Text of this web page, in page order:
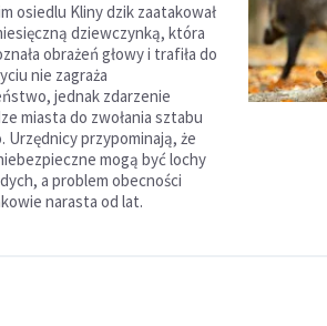
osiedlu Kliny dzik zaatakował
dziewczynką, która
obrażeń głowy i trafiła do
nie zagraża
jednak zdarzenie
miasta do zwołania sztabu
Urzędnicy przypominają, że
mogą być lochy
a problem obecności
narasta od lat.